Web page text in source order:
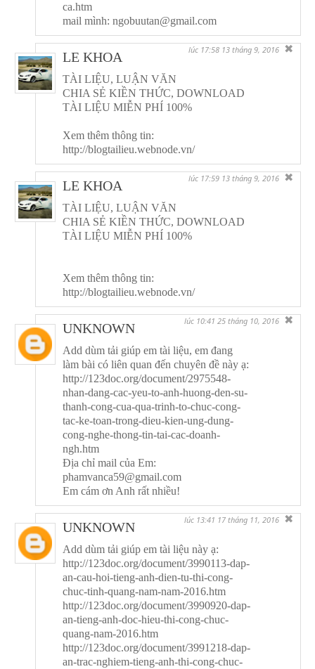
ca.htm
mail mình: ngobuutan@gmail.com
LE KHOA lúc 17:58 13 tháng 9, 2016 ✖
TÀI LIỆU, LUẬN VĂN
CHIA SẺ KIỀN THỨC, DOWNLOAD
TÀI LIỆU MIỄN PHÍ 100%
Xem thêm thông tin:
http://blogtailieu.webnode.vn/
LE KHOA lúc 17:59 13 tháng 9, 2016 ✖
TÀI LIỆU, LUẬN VĂN
CHIA SẺ KIỀN THỨC, DOWNLOAD
TÀI LIỆU MIỄN PHÍ 100%
Xem thêm thông tin:
http://blogtailieu.webnode.vn/
UNKNOWN lúc 10:41 25 tháng 10, 2016 ✖
Add dùm tải giúp em tài liệu, em đang
làm bài có liên quan đến chuyên đề này ạ:
http://123doc.org/document/2975548-
nhan-dang-cac-yeu-to-anh-huong-den-su-
thanh-cong-cua-qua-trinh-to-chuc-cong-
tac-ke-toan-trong-dieu-kien-ung-dung-
cong-nghe-thong-tin-tai-cac-doanh-
ngh.htm
Địa chỉ mail của Em:
phamvanca59@gmail.com
Em cám ơn Anh rất nhiều!
UNKNOWN lúc 13:41 17 tháng 11, 2016 ✖
Add dùm tải giúp em tài liệu này ạ:
http://123doc.org/document/3990113-dap-
an-cau-hoi-tieng-anh-dien-tu-thi-cong-
chuc-tinh-quang-nam-nam-2016.htm
http://123doc.org/document/3990920-dap-
an-tieng-anh-doc-hieu-thi-cong-chuc-
quang-nam-2016.htm
http://123doc.org/document/3991218-dap-
an-trac-nghiem-tieng-anh-thi-cong-chuc-